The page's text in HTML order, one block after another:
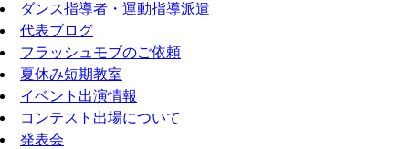
ダンス指導者・運動指導派遣
代表ブログ
フラッシュモブのご依頼
夏休み短期教室
イベント出演情報
コンテスト出場について
発表会